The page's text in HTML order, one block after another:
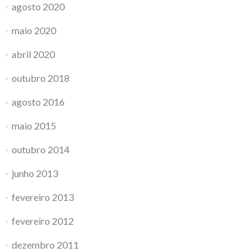
agosto 2020
maio 2020
abril 2020
outubro 2018
agosto 2016
maio 2015
outubro 2014
junho 2013
fevereiro 2013
fevereiro 2012
dezembro 2011